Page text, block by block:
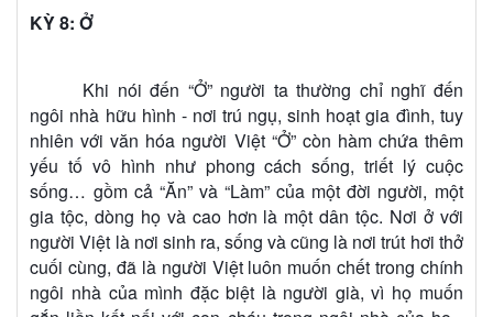
KỲ 8: Ở
Khi nói đến “Ở” người ta thường chỉ nghĩ đến
ngôi nhà hữu hình - nơi trú ngụ, sinh hoạt gia đình, tuy
nhiên với văn hóa người Việt “Ở” còn hàm chứa thêm
yếu tố vô hình như phong cách sống, triết lý cuộc
sống… gồm cả “Ăn” và “Làm” của một đời người, một
gia tộc, dòng họ và cao hơn là một dân tộc. Nơi ở với
người Việt là nơi sinh ra, sống và cũng là nơi trút hơi thở
cuối cùng, đã là người Việt luôn muốn chết trong chính
ngôi nhà của mình đặc biệt là người già, vì họ muốn